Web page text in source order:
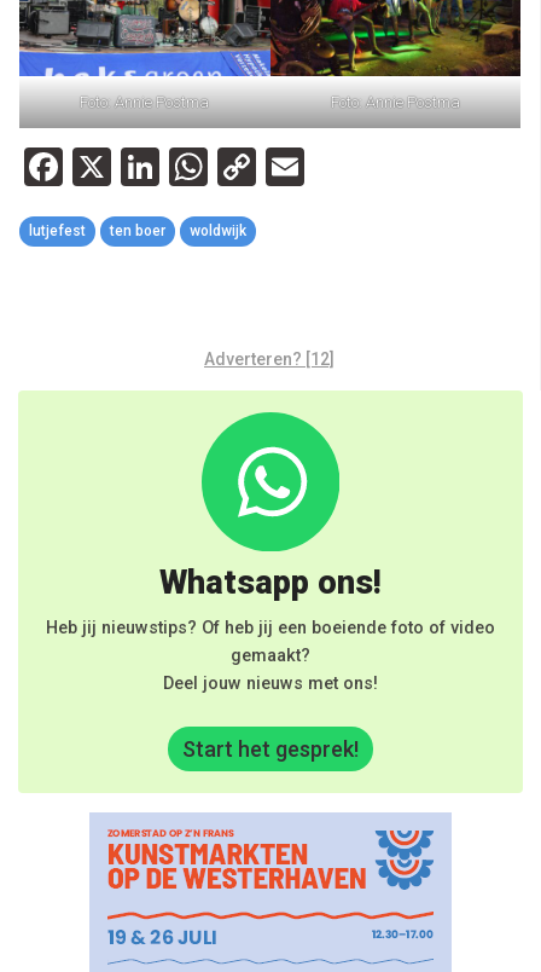
Foto: Annie Postma Foto: Annie Postma
Facebook
X LinkedIn
WhatsApp
Copy
lutjefest ten boer woldwijk
Adverteren? [12]
Whatsapp ons!
Heb jij nieuwstips? Of heb jij een boeiende foto of video
gemaakt?
Deel jouw nieuws met ons!
Start het gesprek!